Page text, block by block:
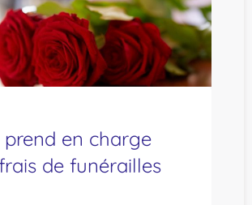
prend en charge
de funérailles